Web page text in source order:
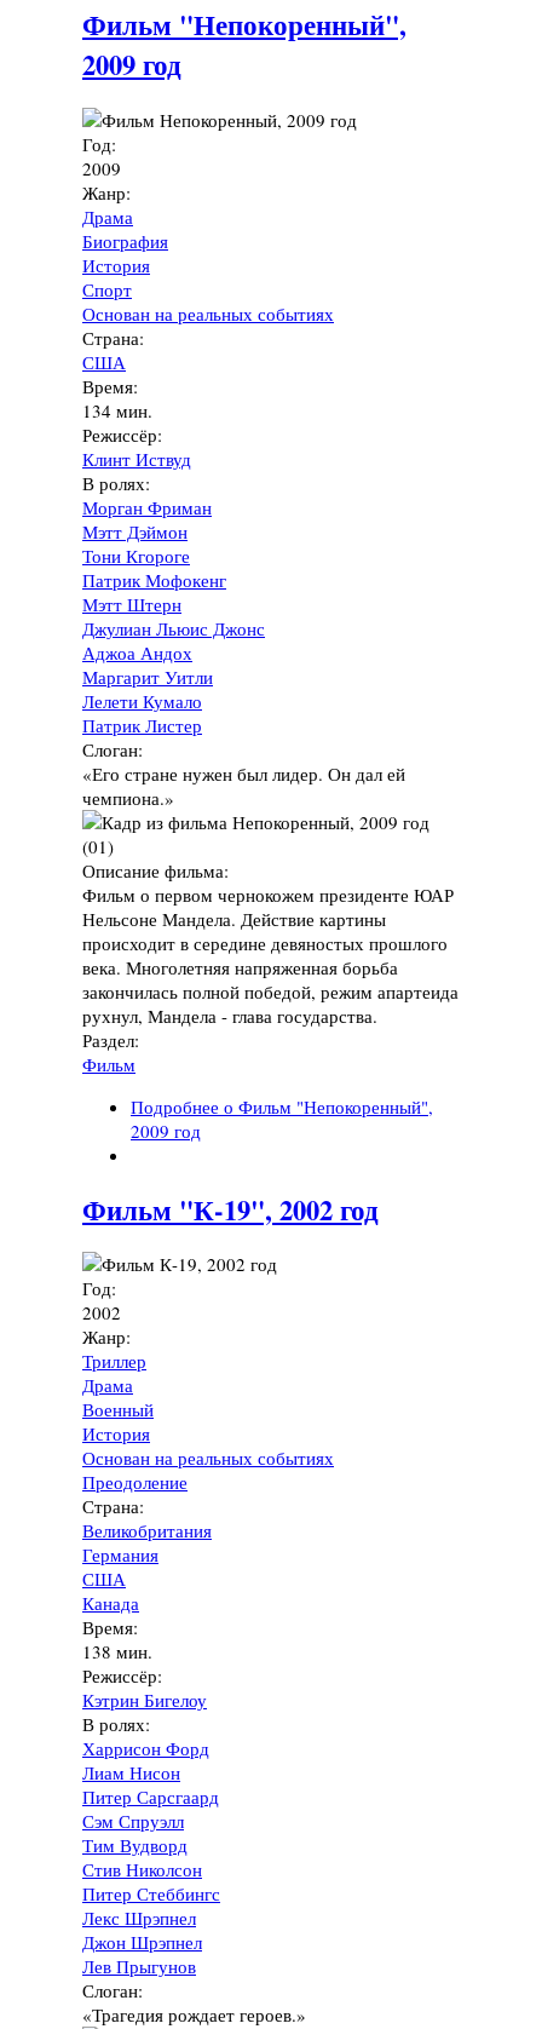
Фильм "Непокоренный",
2009 год
Год:
2009
Жанр:
Драма
Биография
История
Спорт
Основан на реальных событиях
Страна:
США
Время:
134 мин.
Режиссёр:
Клинт Иствуд
В ролях:
Морган Фриман
Мэтт Дэймон
Тони Кгороге
Патрик Мофокенг
Мэтт Штерн
Джулиан Льюис Джонс
Аджоа Андох
Маргарит Уитли
Лелети Кумало
Патрик Листер
Слоган:
«Его стране нужен был лидер. Он дал ей
чемпиона.»
Описание фильма:
Фильм о первом чернокожем президенте ЮАР
Нельсоне Мандела. Действие картины
происходит в середине девяностых прошлого
века. Многолетняя напряженная борьба
закончилась полной победой, режим апартеида
рухнул, Мандела - глава государства.
Раздел:
Фильм
Подробнее о Фильм "Непокоренный",
2009 год
Фильм "К-19", 2002 год
Год:
2002
Жанр:
Триллер
Драма
Военный
История
Основан на реальных событиях
Преодоление
Страна:
Великобритания
Германия
США
Канада
Время:
138 мин.
Режиссёр:
Кэтрин Бигелоу
В ролях:
Харрисон Форд
Лиам Нисон
Питер Сарсгаард
Сэм Спруэлл
Тим Вудворд
Стив Николсон
Питер Стеббингс
Лекс Шрэпнел
Джон Шрэпнел
Лев Прыгунов
Слоган:
«Трагедия рождает героев.»